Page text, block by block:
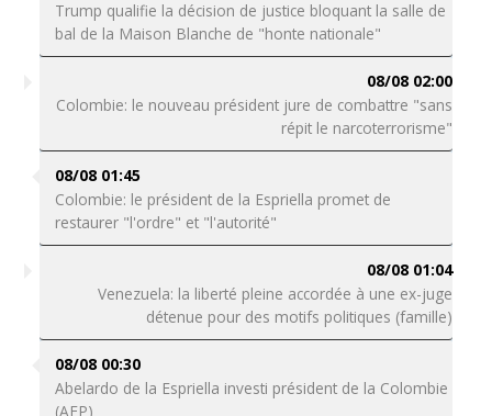
Trump qualifie la décision de justice bloquant la salle de
bal de la Maison Blanche de "honte nationale"
08/08 02:00
Colombie: le nouveau président jure de combattre "sans
répit le narcoterrorisme"
08/08 01:45
Colombie: le président de la Espriella promet de
restaurer "l'ordre" et "l'autorité"
08/08 01:04
Venezuela: la liberté pleine accordée à une ex-juge
détenue pour des motifs politiques (famille)
08/08 00:30
Abelardo de la Espriella investi président de la Colombie
(AFP)